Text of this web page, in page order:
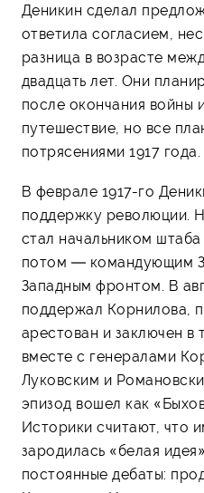
Деникин сделал
ответила согласием,
разница в возрасте
двадцать лет. Они
после окончания войны
путешествие, но все
потрясениями 1917 года.
В феврале 1917-го
поддержку революции.
стал начальником
потом — командующим
Западным фронтом. В
поддержал Корнилова,
арестован и заключен в
вместе с генералами
Луковским и
эпизод вошел как
Историки считают, что
зародилась «белая
постоянные дебаты: